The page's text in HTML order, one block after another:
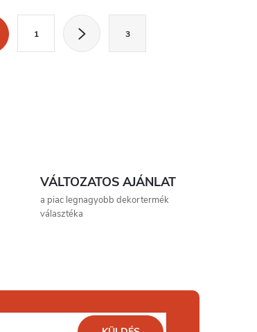
L
a
1 3
VÁLTOZATOS AJÁNLAT
a piac legnagyobb dekortermék
választéka